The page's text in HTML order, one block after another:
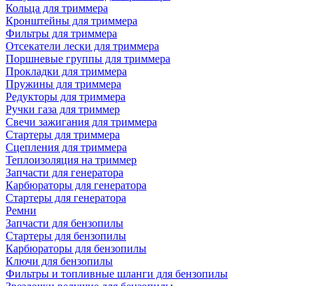
Кольца для триммера
Кронштейны для триммера
Фильтры для триммера
Отсекатели лески для триммера
Поршневые группы для триммера
Прокладки для триммера
Пружины для триммера
Редукторы для триммера
Ручки газа для триммер
Свечи зажигания для триммера
Стартеры для триммера
Сцепления для триммера
Теплоизоляция на триммер
Запчасти для генератора
Карбюраторы для генератора
Стартеры для генератора
Ремни
Запчасти для бензопилы
Стартеры для бензопилы
Карбюраторы для бензопилы
Ключи для бензопилы
Фильтры и топливные шланги для бензопилы